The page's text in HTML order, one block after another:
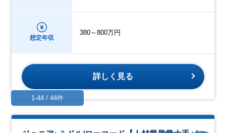
想定年収
380～800万円
詳しく見る
1-44 / 44件